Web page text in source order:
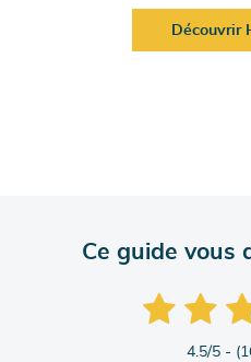
Découvrir
Ce guide vous
4.5/5 - (